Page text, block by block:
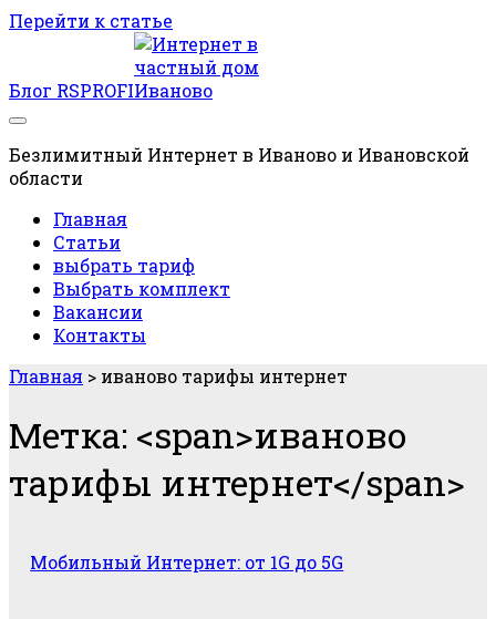
Перейти к статье
Блог RSPROFI
Безлимитный Интернет в Иваново и Ивановской
области
Главная
Статьи
выбрать тариф
Выбрать комплект
Вакансии
Контакты
Главная > иваново тарифы интернет
Метка: <span>иваново
тарифы интернет</span>
Мобильный Интернет: от 1G до 5G